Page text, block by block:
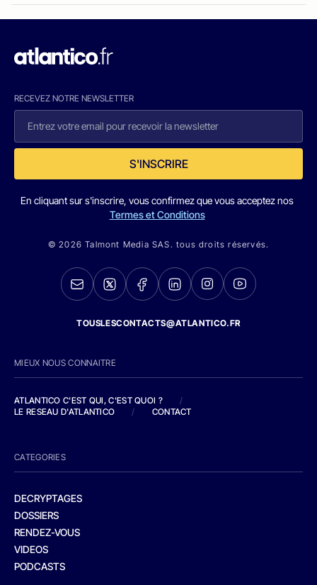
RECEVEZ NOTRE NEWSLETTER
S'INSCRIRE
En cliquant sur s'inscrire, vous confirmez que vous acceptez nos
Termes et Conditions
© 2026 Talmont Media SAS. tous droits réservés.
TOUSLESCONTACTS@ATLANTICO.FR
MIEUX NOUS CONNAITRE
ATLANTICO C'EST QUI, C'EST QUOI ?
/
LE RESEAU D'ATLANTICO
/ CONTACT
CATEGORIES
DECRYPTAGES
DOSSIERS
RENDEZ-VOUS
VIDEOS
PODCASTS